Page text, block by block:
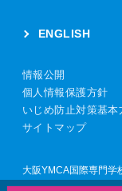
ENGLISH
情報公開
個人情報保護方針
いじめ防止対策基本
サイトマップ
大阪YMCA国際専門学